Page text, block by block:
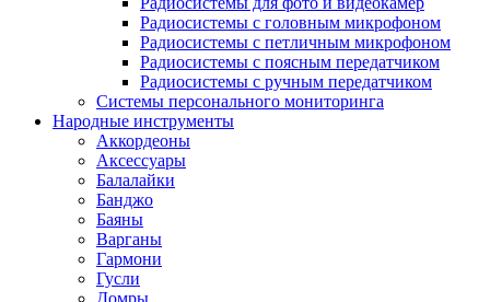
Радиосистемы с головным микрофоном
Радиосистемы с петличным микрофоном
Радиосистемы с поясным передатчиком
Радиосистемы с ручным передатчиком
Системы персонального мониторинга
Народные инструменты
Аккордеоны
Аксессуары
Балалайки
Банджо
Баяны
Варганы
Гармони
Гусли
Домры